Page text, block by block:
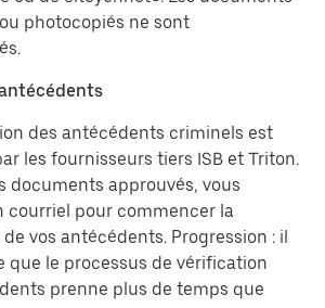
photocopiés ne sont
des antécédents criminels est
les fournisseurs tiers ISB et Triton.
documents approuvés, vous
courriel pour commencer la
vos antécédents. Progression : il
que le processus de vérification
prenne plus de temps que